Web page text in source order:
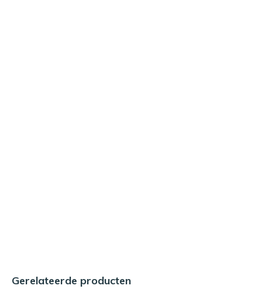
Gerelateerde producten